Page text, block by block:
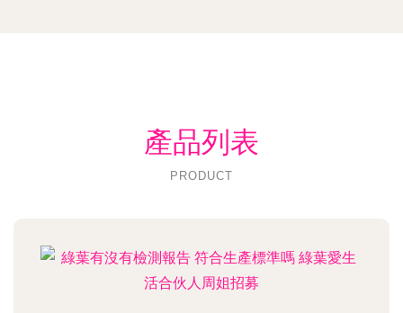
產品列表
PRODUCT